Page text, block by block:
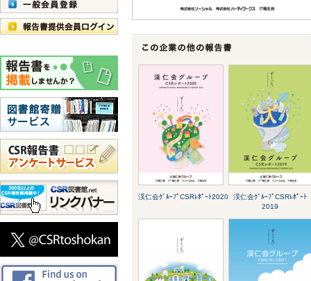
渓仁会ｸﾞﾙｰﾌﾟCSRﾚﾎﾟｰﾄ2020
渓仁会ｸﾞﾙｰﾌﾟCSRﾚﾎﾟｰﾄ
2019